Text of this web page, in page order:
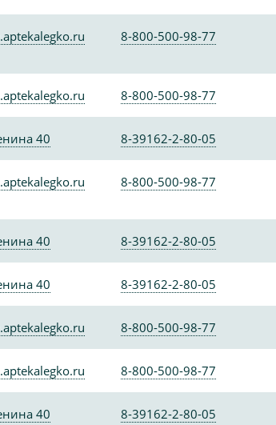
8-800-500-98-77
8-800-500-98-77
40 8-39162-2-80-05
8-800-500-98-77
40 8-39162-2-80-05
40 8-39162-2-80-05
8-800-500-98-77
8-800-500-98-77
40 8-39162-2-80-05